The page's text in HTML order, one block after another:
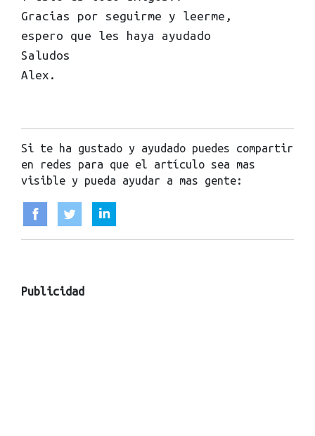
Gracias por seguirme y leerme,
espero que les haya ayudado
Saludos
Alex.
Si te ha gustado y ayudado puedes compartir
en redes para que el artículo sea mas
visible y pueda ayudar a mas gente:
Publicidad